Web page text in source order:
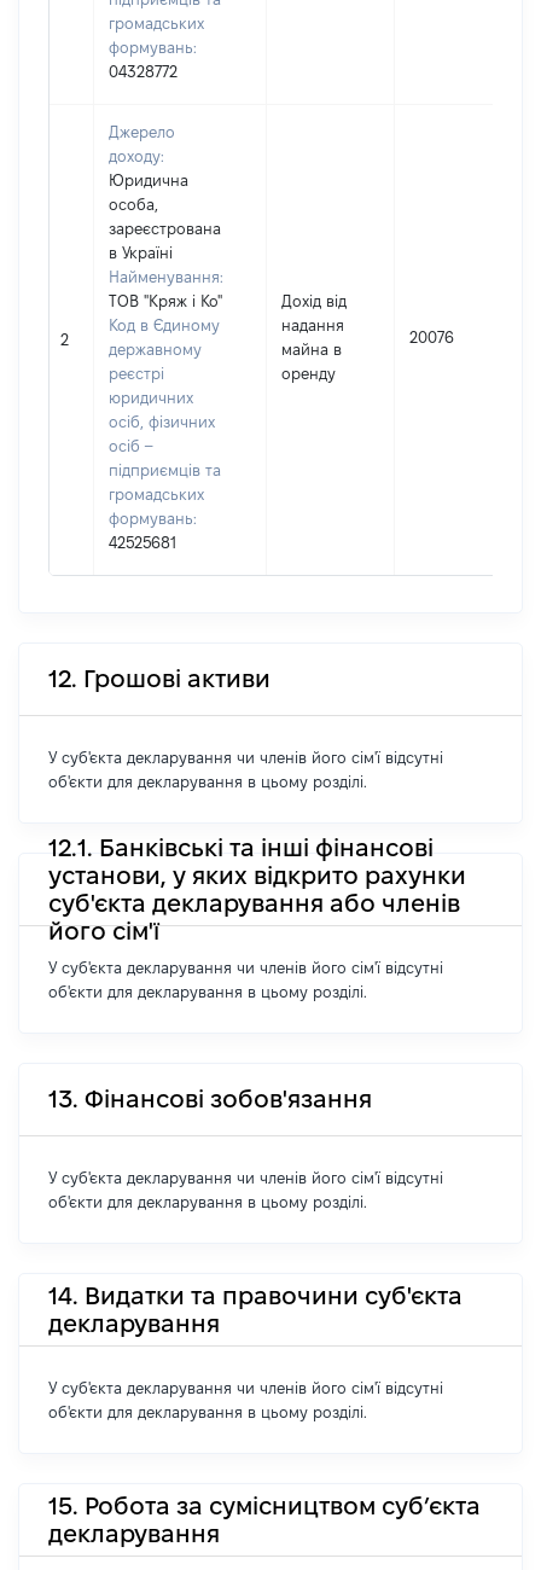
громадських
формувань:
04328772
2
Джерело
доходу:
Юридична
особа,
зареєстрована
в Україні
Найменування:
ТОВ "Кряж і Ко"
Код в Єдиному
державному
реєстрі
юридичних
осіб, фізичних
осіб –
підприємців та
громадських
формувань:
42525681
Дохід від
надання
майна в
оренду
20076
12. Грошові активи
У суб'єкта декларування чи членів його сім'ї відсутні
об'єкти для декларування в цьому розділі.
12.1. Банківські та інші фінансові
установи, у яких відкрито рахунки
суб'єкта декларування або членів
його сім'ї
У суб'єкта декларування чи членів його сім'ї відсутні
об'єкти для декларування в цьому розділі.
13. Фінансові зобов'язання
У суб'єкта декларування чи членів його сім'ї відсутні
об'єкти для декларування в цьому розділі.
14. Видатки та правочини суб'єкта
декларування
У суб'єкта декларування чи членів його сім'ї відсутні
об'єкти для декларування в цьому розділі.
15. Робота за сумісництвом суб’єкта
декларування